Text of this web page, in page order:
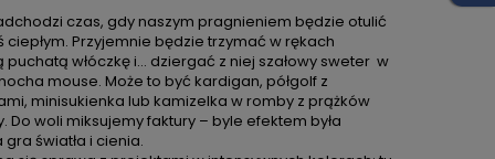
czas, gdy naszym pragnieniem będzie otulić
ciepłym. Przyjemnie będzie trzymać w rękach
puchatą włóczkę i… dziergać z niej szałowy sweter w
mouse. Może to być kardigan, półgolf z
minisukienka lub kamizelka w romby z prążków
Do woli miksujemy faktury – byle efektem była
światła i cienia.